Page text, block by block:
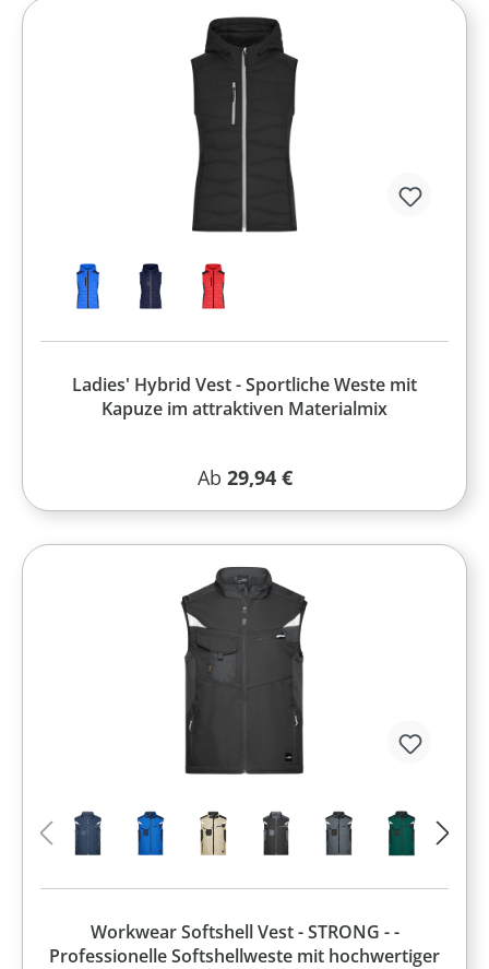
Ladies' Hybrid Vest - Sportliche Weste mit
Kapuze im attraktiven Materialmix
Regulärer Preis:
Ab 29,94 €
Workwear Softshell Vest - STRONG - -
Professionelle Softshellweste mit hochwertiger